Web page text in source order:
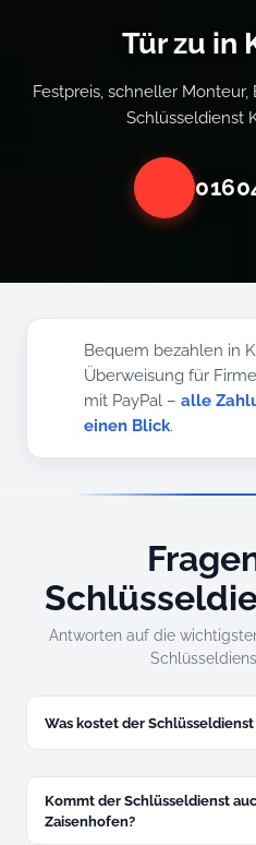
Tür zu in
Festpreis, schneller
Schlüsseldienst
Bequem bezahlen in
Überweisung für
mit PayPal –alle
einen Blick.
Antworten auf die
Was kostet der
verbindlich und endgültig.
Kommt der Schlüsseldienst
Zaisenhofen?